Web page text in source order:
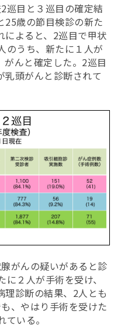
巡目と３巡目の確定結
25歳の節目検診の新た
によると、2巡目で甲状
のうち、新たに１人が
んと確定した。2巡目
乳頭がんと診断されて
がんの疑いがあると診
２人が手術を受け、
診断の結果、2人とも
、やはり手術を受けた
いる。